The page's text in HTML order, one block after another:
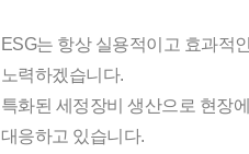
ESG는 항상 실용적이고 효과적
노력하겠습니다.
특화된 세정장비 생산으로 현장
대응하고 있습니다.